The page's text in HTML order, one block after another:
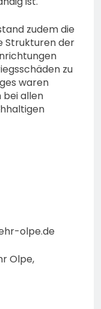
zudem die
Strukturen der
zu
waren
allen
olpe.de
Olpe,